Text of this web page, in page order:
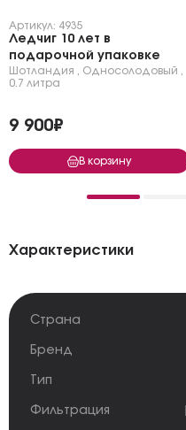
Артикул: 4935
Ледчиг 10 лет в
подарочной упаковке
Шотландия Односолодовый
0.7 литра
9 900₽
В корзину
Характеристики
Страна
Бренд
Тип
Фильтрация